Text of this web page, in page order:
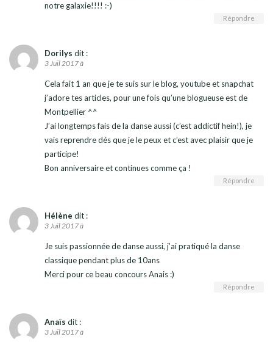
notre galaxie!!!! :-)
Répondre
Dorilys dit :
3 Juil 2017 à
Cela fait 1 an que je te suis sur le blog, youtube et snapchat
j’adore tes articles, pour une fois qu’une blogueuse est de
Montpellier ^^
J’ai longtemps fais de la danse aussi (c’est addictif hein!), je
vais reprendre dés que je le peux et c’est avec plaisir que je
participe!
Bon anniversaire et continues comme ça !
Répondre
Hélène dit :
3 Juil 2017 à
Je suis passionnée de danse aussi, j’ai pratiqué la danse
classique pendant plus de 10ans
Merci pour ce beau concours Anais :)
Répondre
Anaïs dit :
3 Juil 2017 à